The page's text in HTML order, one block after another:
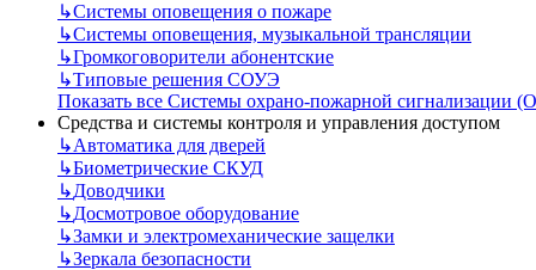
↳Системы оповещения о пожаре
↳Системы оповещения, музыкальной трансляции
↳Громкоговорители абонентские
↳Типовые решения СОУЭ
Показать все Системы охрано-пожарной сигнализации
Средства и системы контроля и управления доступом
↳Автоматика для дверей
↳Биометрические СКУД
↳Доводчики
↳Досмотровое оборудование
↳Замки и электромеханические защелки
↳Зеркала безопасности